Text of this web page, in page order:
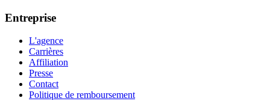
Entreprise
L'agence
Carrières
Affiliation
Presse
Contact
Politique de remboursement